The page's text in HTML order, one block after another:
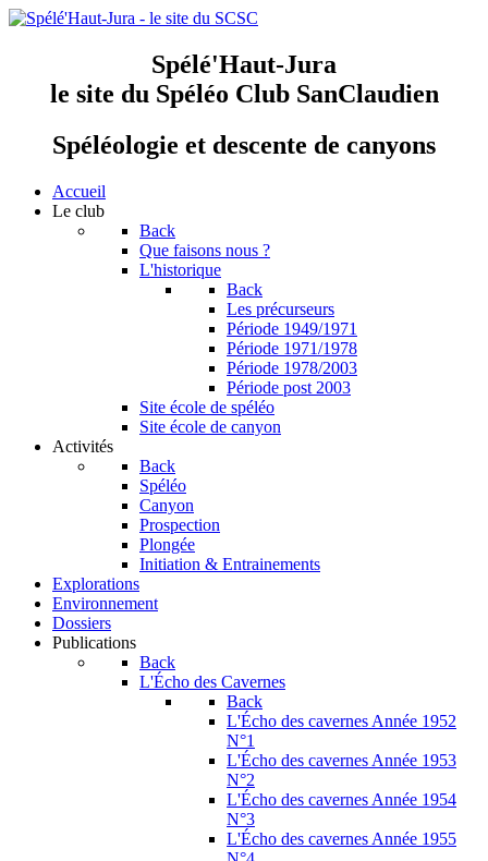
Spélé'Haut-Jura
le site du Spéléo Club SanClaudien
Spéléologie et descente de canyons
Accueil
Le club
Back
Que faisons nous ?
L'historique
Back
Les précurseurs
Période 1949/1971
Période 1971/1978
Période 1978/2003
Période post 2003
Site école de spéléo
Site école de canyon
Activités
Back
Spéléo
Canyon
Prospection
Plongée
Initiation & Entrainements
Explorations
Environnement
Dossiers
Publications
Back
L'Écho des Cavernes
Back
L'Écho des cavernes Année 1952
N°1
L'Écho des cavernes Année 1953
N°2
L'Écho des cavernes Année 1954
N°3
L'Écho des cavernes Année 1955